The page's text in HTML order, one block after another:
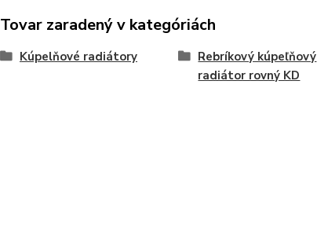
Tovar zaradený v kategóriách
Kúpelňové radiátory
Rebríkový kúpeľňový
radiátor rovný KD